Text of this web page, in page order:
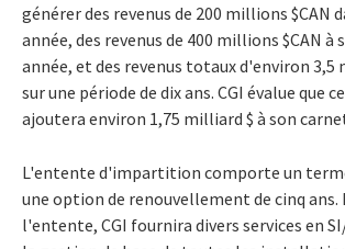
générer des revenus de 200 millions $CAN
année, des revenus de 400 millions $CAN à
année, et des revenus totaux d'environ 3,5
sur une période de dix ans. CGI évalue que
ajoutera environ 1,75 milliard $ à son
L'entente d'impartition comporte un
une option de renouvellement de cinq ans.
l'entente, CGI fournira divers services en